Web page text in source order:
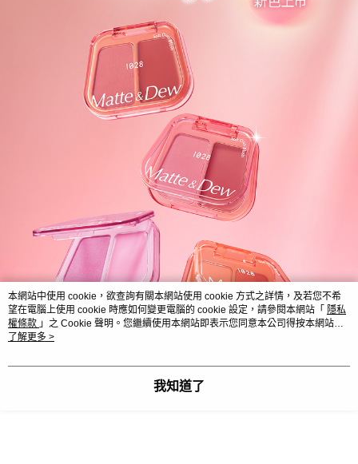
本網站中使用 cookie，欲查詢有關本網站使用 cookie 方式之詳情，及若您不希
望在電腦上使用 cookie 時應如何變更電腦的 cookie 設定，請參閱本網站「 隱私
權條款 」之 Cookie 聲明。您繼續使用本網站即表示您同意本公司得按本網站使
用條款之 Cookie 聲明使用 cookie。
了解更多 >
我知道了